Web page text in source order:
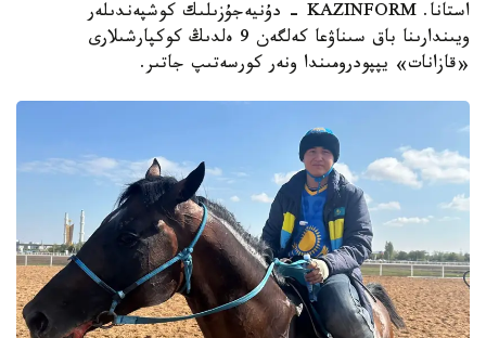
استانا. KAZINFORM - دۇنيەجۇزىلىك كوشپەندىلەر
ويىندارىنا باق سىناۋعا كەلگەن 9 ەلدىڭ كوكپارشىلارى
«قازانات» يپپودرومىندا ونەر كورسەتىپ جاتىر.